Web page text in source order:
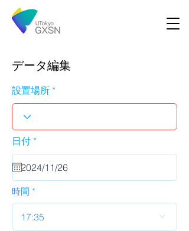
データ編集
設置場所
日付 *r
u
i
d
時間
17:35